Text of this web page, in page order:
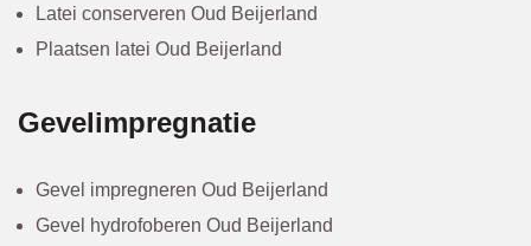
Latei conserveren Oud Beijerland
Plaatsen latei Oud Beijerland
Gevelimpregnatie
Gevel impregneren Oud Beijerland
Gevel hydrofoberen Oud Beijerland